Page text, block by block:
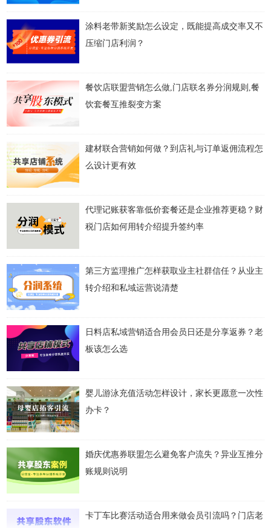
涂料老带新奖励怎么设定，既能提高成交率又不
压缩门店利润？
餐饮店联盟营销怎么做,门店联名券分润规则,餐
饮套餐互推裂变方案
建材联合营销如何做？到店礼与订单返佣流程怎
么设计更有效
代理记账获客靠低价套餐还是企业推荐更稳？财
税门店如何用转介绍提升签约率
第三方监理推广怎样获取业主社群信任？从业主
转介绍和私域运营说清楚
日料店私域营销适合用会员日还是分享返券？老
板该怎么选
婴儿游泳充值活动怎样设计，家长更愿意一次性
办卡？
婚庆优惠券联盟怎么避免客户流失？异业互推分
账规则说明
卡丁车比赛活动适合用来做会员引流吗？门店老